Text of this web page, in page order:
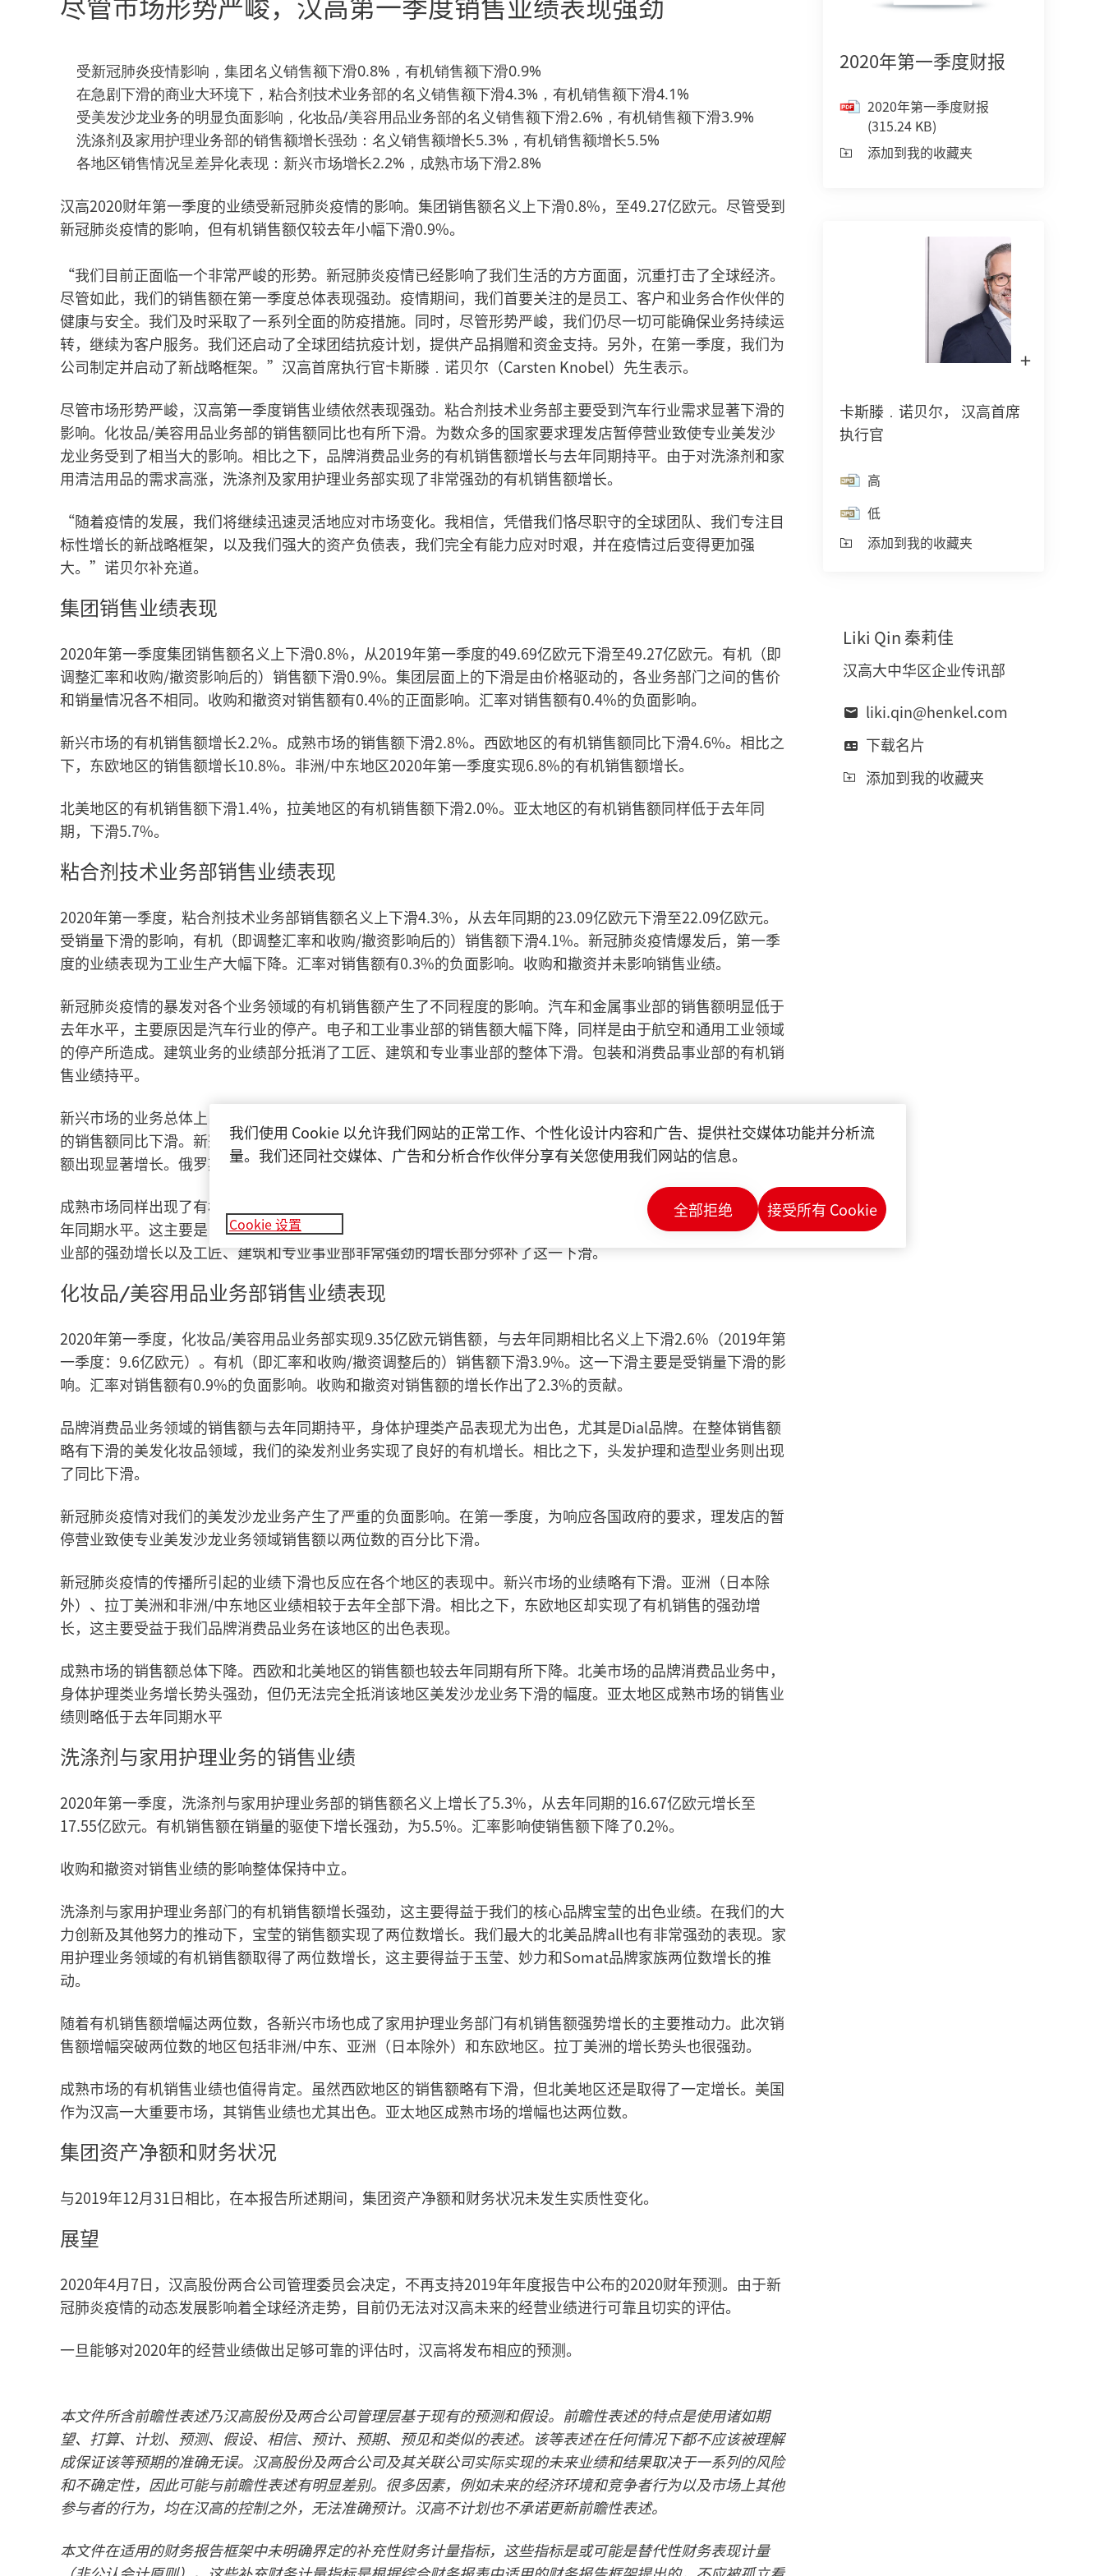
汉高成立150周年
150年的先锋精神，意味着以清晰的目
标推动时代进步。汉高将变化转为机
遇，凭借创新、可持续发展以及责任担
上海创新体验中心（ICS）
在中国的汉高全球创新与客户中
们携手客户及合作伙伴，为超过
行业领域开发解决方案。
汉高2025可持续影响
(17.1 MB)
尽管市场形势严峻，汉高第一季度销售业绩表现强劲
受新冠肺炎疫情影响，集团名义销售额下滑0.8%，有机销售额下滑0.9%
在急剧下滑的商业大环境下，粘合剂技术业务部的名义销售额下滑4.3%，有机销售额下滑4.1%
受美发沙龙业务的明显负面影响，化妆品/美容用品业务部的名义销售额下滑2.6%，有机销售额下滑3.9%
洗涤剂及家用护理业务部的销售额增长强劲：名义销售额增长5.3%，有机销售额增长5.5%
各地区销售情况呈差异化表现：新兴市场增长2.2%，成熟市场下滑2.8%
汉高2020财年第一季度的业绩受新冠肺炎疫情的影响。集团销售额名义上下滑0.8%，至49.27亿欧元。尽管受到
新冠肺炎疫情的影响，但有机销售额仅较去年小幅下滑0.9%。
“我们目前正面临一个非常严峻的形势。新冠肺炎疫情已经影响了我们生活的方方面面，沉重打击了全球经济。
尽管如此，我们的销售额在第一季度总体表现强劲。疫情期间，我们首要关注的是员工、客户和业务合作伙伴的
健康与安全。我们及时采取了一系列全面的防疫措施。同时，尽管形势严峻，我们仍尽一切可能确保业务持续运
转，继续为客户服务。我们还启动了全球团结抗疫计划，提供产品捐赠和资金支持。另外，在第一季度，我们为
公司制定并启动了新战略框架。”汉高首席执行官卡斯滕﹒诺贝尔（Carsten Knobel）先生表示。
尽管市场形势严峻，汉高第一季度销售业绩依然表现强劲。粘合剂技术业务部主要受到汽车行业需求显著下滑的
影响。化妆品/美容用品业务部的销售额同比也有所下滑。为数众多的国家要求理发店暂停营业致使专业美发沙
龙业务受到了相当大的影响。相比之下，品牌消费品业务的有机销售额增长与去年同期持平。由于对洗涤剂和家
用清洁用品的需求高涨，洗涤剂及家用护理业务部实现了非常强劲的有机销售额增长。
“随着疫情的发展，我们将继续迅速灵活地应对市场变化。我相信，凭借我们恪尽职守的全球团队、我们专注目
标性增长的新战略框架，以及我们强大的资产负债表，我们完全有能力应对时艰，并在疫情过后变得更加强
大。”诺贝尔补充道。
集团销售业绩表现
2020年第一季度集团销售额名义上下滑0.8%，从2019年第一季度的49.69亿欧元下滑至49.27亿欧元。有机（即
调整汇率和收购/撤资影响后的）销售额下滑0.9%。集团层面上的下滑是由价格驱动的，各业务部门之间的售价
和销量情况各不相同。收购和撤资对销售额有0.4%的正面影响。汇率对销售额有0.4%的负面影响。
新兴市场的有机销售额增长2.2%。成熟市场的销售额下滑2.8%。西欧地区的有机销售额同比下滑4.6%。相比之
下，东欧地区的销售额增长10.8%。非洲/中东地区2020年第一季度实现6.8%的有机销售额增长。
北美地区的有机销售额下滑1.4%，拉美地区的有机销售额下滑2.0%。亚太地区的有机销售额同样低于去年同
期，下滑5.7%。
粘合剂技术业务部销售业绩表现
2020年第一季度，粘合剂技术业务部销售额名义上下滑4.3%，从去年同期的23.09亿欧元下滑至22.09亿欧元。
受销量下滑的影响，有机（即调整汇率和收购/撤资影响后的）销售额下滑4.1%。新冠肺炎疫情爆发后，第一季
度的业绩表现为工业生产大幅下降。汇率对销售额有0.3%的负面影响。收购和撤资并未影响销售业绩。
新冠肺炎疫情的暴发对各个业务领域的有机销售额产生了不同程度的影响。汽车和金属事业部的销售额明显低于
去年水平，主要原因是汽车行业的停产。电子和工业事业部的销售额大幅下降，同样是由于航空和通用工业领域
的停产所造成。建筑业务的业绩部分抵消了工匠、建筑和专业事业部的整体下滑。包装和消费品事业部的有机销
售业绩持平。
新兴市场的业务总体上出现了有机销售额的下滑。拉美地区和非洲/中东地区以及亚洲新兴市场（不包括日本）
的销售额同比下滑。新冠肺炎疫情尤其对我们在中国和印度的业务造成了不利影响。相比之下，东欧地区的销售
额出现显著增长。俄罗斯的包装和消费品以及工匠、建筑和专业事业部是这一增长的主要贡献者。
成熟市场同样出现了有机销售额的下滑。虽然亚太地区成熟市场实现正增长，但北美和西欧地区的销售额低于上
年同期水平。这主要是由于汽车和金属以及电子和工业事业部的销售额出现下滑。在北美地区，包装和消费品事
业部的强劲增长以及工匠、建筑和专业事业部非常强劲的增长部分弥补了这一下滑。
化妆品/美容用品业务部销售业绩表现
2020年第一季度，化妆品/美容用品业务部实现9.35亿欧元销售额，与去年同期相比名义上下滑2.6%（2019年第
一季度：9.6亿欧元）。有机（即汇率和收购/撤资调整后的）销售额下滑3.9%。这一下滑主要是受销量下滑的影
响。汇率对销售额有0.9%的负面影响。收购和撤资对销售额的增长作出了2.3%的贡献。
品牌消费品业务领域的销售额与去年同期持平，身体护理类产品表现尤为出色，尤其是Dial品牌。在整体销售额
略有下滑的美发化妆品领域，我们的染发剂业务实现了良好的有机增长。相比之下，头发护理和造型业务则出现
了同比下滑。
新冠肺炎疫情对我们的美发沙龙业务产生了严重的负面影响。在第一季度，为响应各国政府的要求，理发店的暂
停营业致使专业美发沙龙业务领域销售额以两位数的百分比下滑。
新冠肺炎疫情的传播所引起的业绩下滑也反应在各个地区的表现中。新兴市场的业绩略有下滑。亚洲（日本除
外）、拉丁美洲和非洲/中东地区业绩相较于去年全部下滑。相比之下，东欧地区却实现了有机销售的强劲增
长，这主要受益于我们品牌消费品业务在该地区的出色表现。
成熟市场的销售额总体下降。西欧和北美地区的销售额也较去年同期有所下降。北美市场的品牌消费品业务中，
身体护理类业务增长势头强劲，但仍无法完全抵消该地区美发沙龙业务下滑的幅度。亚太地区成熟市场的销售业
绩则略低于去年同期水平
洗涤剂与家用护理业务的销售业绩
2020年第一季度，洗涤剂与家用护理业务部的销售额名义上增长了5.3%，从去年同期的16.67亿欧元增长至
17.55亿欧元。有机销售额在销量的驱使下增长强劲，为5.5%。汇率影响使销售额下降了0.2%。
收购和撤资对销售业绩的影响整体保持中立。
洗涤剂与家用护理业务部门的有机销售额增长强劲，这主要得益于我们的核心品牌宝莹的出色业绩。在我们的大
力创新及其他努力的推动下，宝莹的销售额实现了两位数增长。我们最大的北美品牌all也有非常强劲的表现。家
用护理业务领域的有机销售额取得了两位数增长，这主要得益于玉莹、妙力和Somat品牌家族两位数增长的推
动。
随着有机销售额增幅达两位数，各新兴市场也成了家用护理业务部门有机销售额强势增长的主要推动力。此次销
售额增幅突破两位数的地区包括非洲/中东、亚洲（日本除外）和东欧地区。拉丁美洲的增长势头也很强劲。
成熟市场的有机销售业绩也值得肯定。虽然西欧地区的销售额略有下滑，但北美地区还是取得了一定增长。美国
作为汉高一大重要市场，其销售业绩也尤其出色。亚太地区成熟市场的增幅也达两位数。
集团资产净额和财务状况
与2019年12月31日相比，在本报告所述期间，集团资产净额和财务状况未发生实质性变化。
展望
2020年4月7日，汉高股份两合公司管理委员会决定，不再支持2019年年度报告中公布的2020财年预测。由于新
冠肺炎疫情的动态发展影响着全球经济走势，目前仍无法对汉高未来的经营业绩进行可靠且切实的评估。
一旦能够对2020年的经营业绩做出足够可靠的评估时，汉高将发布相应的预测。
本文件所含前瞻性表述乃汉高股份及两合公司管理层基于现有的预测和假设。前瞻性表述的特点是使用诸如期
望、打算、计划、预测、假设、相信、预计、预期、预见和类似的表述。该等表述在任何情况下都不应该被理解
成保证该等预期的准确无误。汉高股份及两合公司及其关联公司实际实现的未来业绩和结果取决于一系列的风险
和不确定性，因此可能与前瞻性表述有明显差别。很多因素，例如未来的经济环境和竞争者行为以及市场上其他
参与者的行为，均在汉高的控制之外，无法准确预计。汉高不计划也不承诺更新前瞻性表述。
本文件在适用的财务报告框架中未明确界定的补充性财务计量指标，这些指标是或可能是替代性财务表现计量
2020年第一季度财报
2020年第一季度财报
(315.24 KB)
添加到我的收藏夹
在
Lightbox
卡斯滕﹒诺贝尔， 汉高首席
执行官
高
低
添加到我的收藏夹
Liki Qin 秦莉佳
汉高大中华区企业传讯部
liki.qin@henkel.com
下载名片
添加到我的收藏夹
我们使用 Cookie 以允许我们网站的正常工作、个性化设计内容和广告、提供社交媒体功能并分析流
量。我们还同社交媒体、广告和分析合作伙伴分享有关您使用我们网站的信息。
Cookie 设置
全部拒绝 接受所有 Cookie